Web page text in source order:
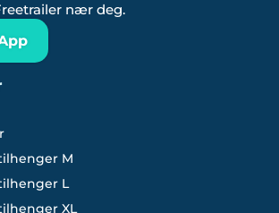
nær deg.
M
L
XL